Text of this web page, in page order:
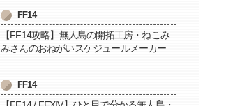
FF14
【FF14攻略】無人島の開拓工房・ねこみ
みさんのおねがいスケジュールメーカー
FF14